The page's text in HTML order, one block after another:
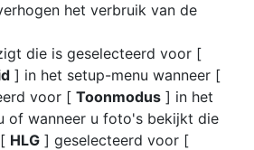
het verbruik van de
die is geselecteerd voor [
] in het setup-menu wanneer [
voor [ Toonmodus ] in het
of wanneer u foto's bekijkt die
HLG ] geselecteerd voor [